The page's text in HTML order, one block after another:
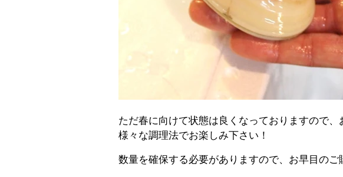
ただ春に向けて状態は良くなっておりますので、
様々な調理法でお楽しみ下さい！
数量を確保する必要がありますので、お早目のご